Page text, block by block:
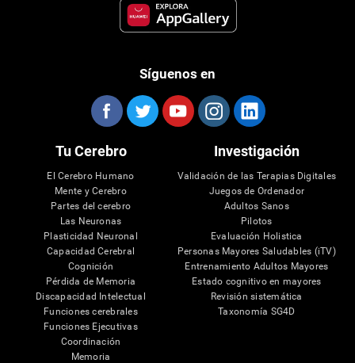
Síguenos en
Tu Cerebro
El Cerebro Humano
Mente y Cerebro
Partes del cerebro
Las Neuronas
Plasticidad Neuronal
Capacidad Cerebral
Cognición
Pérdida de Memoria
Discapacidad Intelectual
Funciones cerebrales
Funciones Ejecutivas
Coordinación
Memoria
Investigación
Validación de las Terapias Digitales
Juegos de Ordenador
Adultos Sanos
Pilotos
Evaluación Holistica
Personas Mayores Saludables (iTV)
Entrenamiento Adultos Mayores
Estado cognitivo en mayores
Revisión sistemática
Taxonomía SG4D